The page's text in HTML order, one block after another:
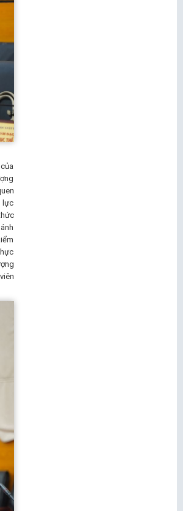
lực